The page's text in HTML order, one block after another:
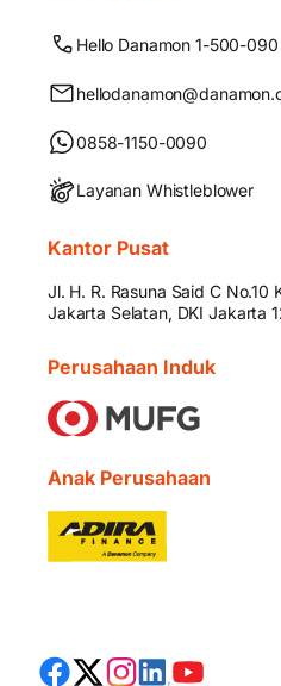
Hello Danamon 1-500-090
0858-1150-0090
Layanan Whistleblower
Kantor Pusat
Jl. H. R. Rasuna Said C No.10
Jakarta Selatan, DKI Jakarta
Perusahaan Induk
Anak Perusahaan